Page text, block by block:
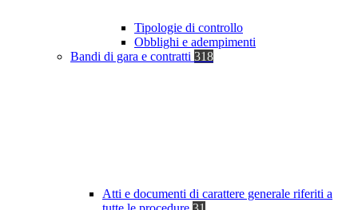
Tipologie di controllo
Obblighi e adempimenti
Bandi di gara e contratti 318
Atti e documenti di carattere generale riferiti a